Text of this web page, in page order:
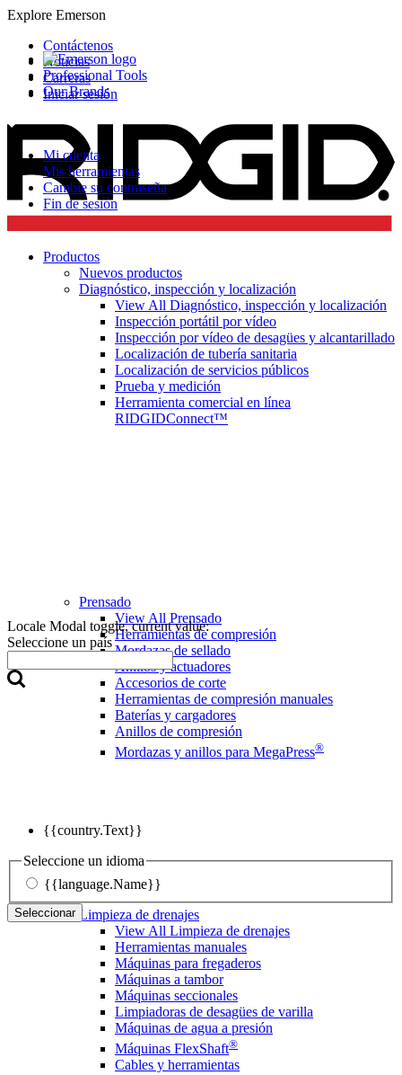
Explore Emerson
Professional Tools
Our Brands
Contáctenos
Noticias
Carreras
Iniciar sesión
Mi cuenta
Mis herramientas
Cambie su contraseña
Fin de sesión
Locale Modal toggle, current value:
Seleccione un país
{{country.Text}}
Seleccione un idioma
{{language.Name}}
Seleccionar
Productos
Nuevos productos
Diagnóstico, inspección y localización
View All Diagnóstico, inspección y localización
Inspección portátil por vídeo
Inspección por vídeo de desagües y alcantarillado
Localización de tubería sanitaria
Localización de servicios públicos
Prueba y medición
Herramienta comercial en línea
RIDGIDConnect™
Prensado
View All Prensado
Herramientas de compresión
Mordazas de sellado
Anillos y actuadores
Accesorios de corte
Herramientas de compresión manuales
Baterías y cargadores
Anillos de compresión
Mordazas y anillos para MegaPress®
Limpieza de drenajes
View All Limpieza de drenajes
Herramientas manuales
Máquinas para fregaderos
Máquinas a tambor
Máquinas seccionales
Limpiadoras de desagües de varilla
Máquinas de agua a presión
Máquinas FlexShaft®
Cables y herramientas